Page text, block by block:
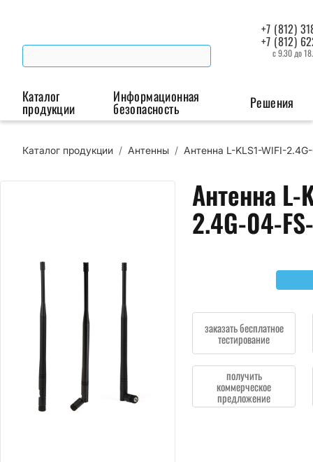
+7 (812)
+7 (812)
с 9.30 до
Каталог
продукции
Беспроводная связь Промышленная автоматизация
Преобразователи
интерфейсов
Информационная
безопасность Решения
Каталог продукции / Антенны / Антенна L-KLS1-WIFI-
Антенна L-
2.4G-04-
заказать бесплатное
тестирование
получить
коммерческое
предложение